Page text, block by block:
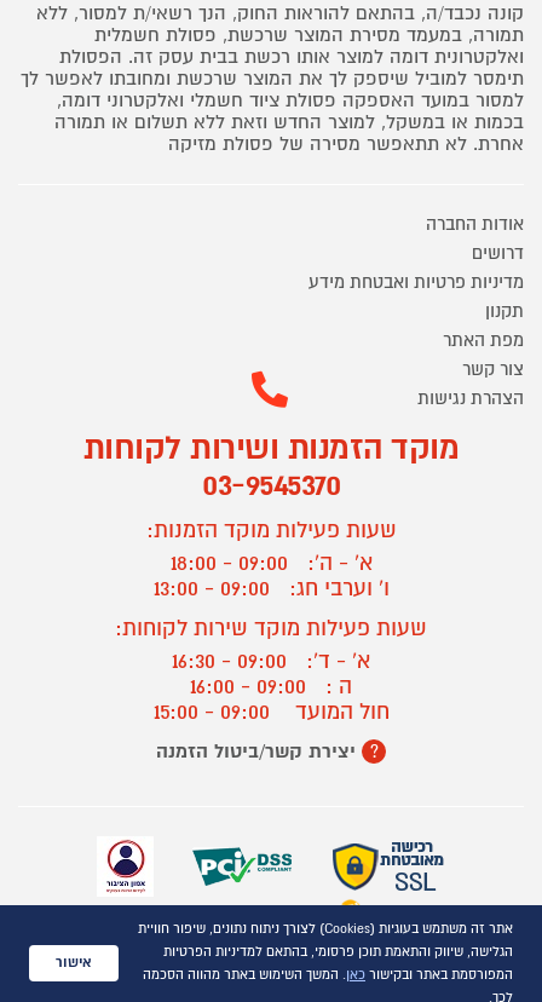
קונה נכבד/ה, בהתאם להוראות החוק, הנך רשאי/ת למסור, ללא
תמורה, במעמד מסירת המוצר שרכשת, פסולת חשמלית
ואלקטרונית דומה למוצר אותו רכשת בבית עסק זה. הפסולת
תימסר למוביל שיספק לך את המוצר שרכשת ומחובתו לאפשר לך
למסור במועד האספקה פסולת ציוד חשמלי ואלקטרוני דומה,
בכמות או במשקל, למוצר החדש וזאת ללא תשלום או תמורה
אחרת. לא תתאפשר מסירה של פסולת מזיקה
אודות החברה
דרושים
מדיניות פרטיות ואבטחת מידע
תקנון
מפת האתר
צור קשר
הצהרת נגישות
מוקד הזמנות ושירות לקוחות
03-9545370
שעות פעילות מוקד הזמנות:
א' - ה':
09:00 - 18:00
ו' וערבי חג:
09:00 - 13:00
שעות פעילות מוקד שירות לקוחות:
א' - ד':
09:00 - 16:30
ה :
09:00 - 16:00
חול המועד
? יצירת קשר/ביטול הזמנה
כל הזכויות שמורות P1000© 2021
התמונות להמחשה בלבד
ט.ל.ח.
אתר זה משתמש בעוגיות (Cookies) לצורך ניתוח נתונים, שיפור חוויית
הגלישה, שיווק והתאמת תוכן פרסומי, בהתאם למדיניות הפרטיות
המפורסמת באתר ובקישור כאן. המשך השימוש באתר מהווה הסכמה
לכך.
אישור